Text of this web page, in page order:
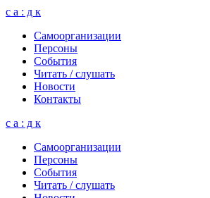
с а : д к
Само­ор­га­ни­за­ции
Пер­соны
Собы­тия
Читать / слу­шать
Ново­сти
Кон­такты
с а : д к
Само­ор­га­ни­за­ции
Пер­соны
Собы­тия
Читать / слу­шать